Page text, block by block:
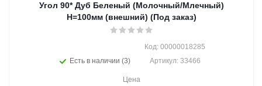
Угол 90* Дуб Беленый (Молочный/Млечный)
Н=100мм (внешний) (Под заказ)
Есть в наличии (3)
Код: 00000018285
Артикул: 33466
Цена